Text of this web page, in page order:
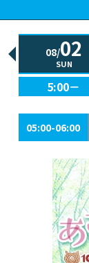
08/02
SUN
5:00－
05:00-06:00